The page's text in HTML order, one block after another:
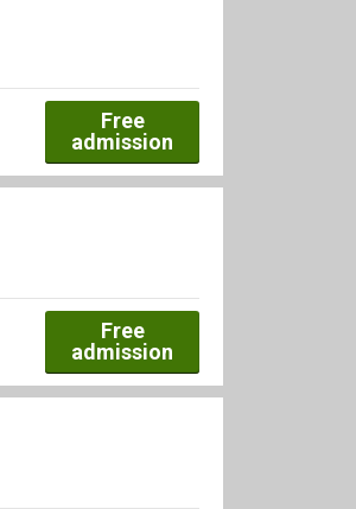
Free
admission
Free
admission